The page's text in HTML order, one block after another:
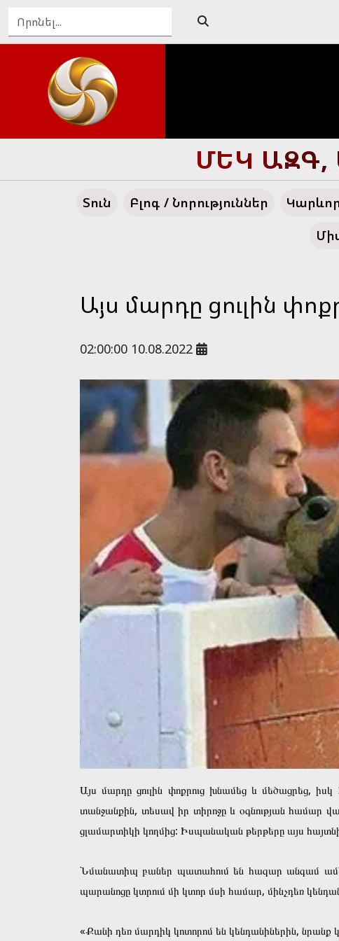
ԴԵՊԻ՛
Տուն Բլոգ / Նորություններ
Այս մարդը ցուլին
02:00:00 10.08.2022
Այս մարդը ցուլին փոքրուց խնամեց և մեծացրեց,
տանջանքին, տեսավ իր տիրոջը և օգնության համար
ցլամարտիկի կողմից: Իսպանական թերթերը այս
Նմանատիպ բաներ պատահում են հազար անգամ ամեն
պարանոցը կտրում մի կտոր մսի համար, մինչդեռ
«Քանի դեռ մարդիկ կոտորոմ են կենդանիներին, նրանք